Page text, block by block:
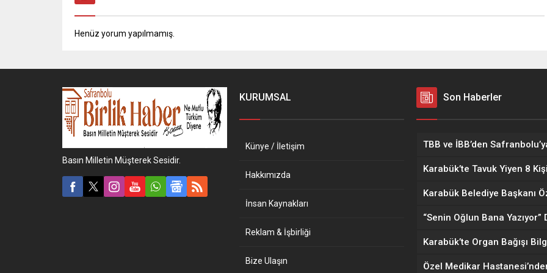
Henüz yorum yapılmamış.
Basın Milletin Müşterek Sesidir.
KURUMSAL
Künye / İletişim
Hakkımızda
İnsan Kaynakları
Reklam & İşbirliği
Bize Ulaşın
Son Haberler